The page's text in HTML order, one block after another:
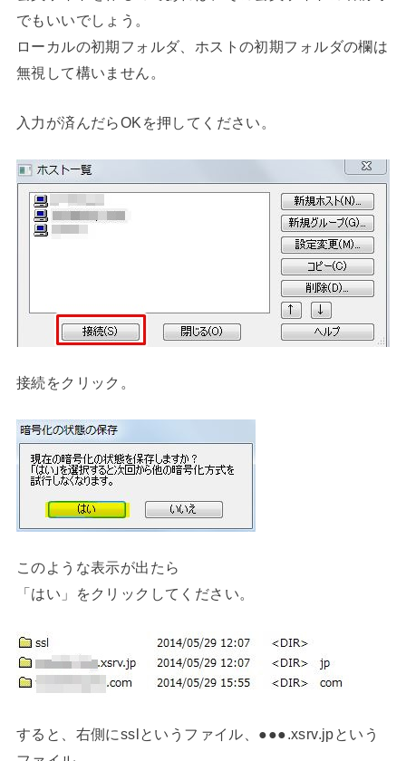
でもいいでしょう。
ローカルの初期フォルダ、ホストの初期フォルダの欄は
無視して構いません。
入力が済んだらOKを押してください。
接続をクリック。
このような表示が出たら
「はい」をクリックしてください。
すると、右側にsslというファイル、●●●.xsrv.jpという